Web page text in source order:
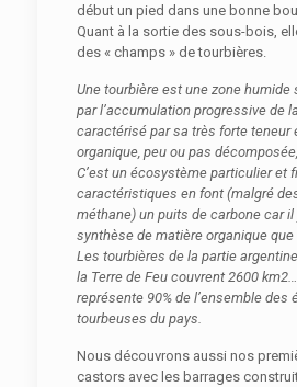
début un pied dans une bonne
Quant à la sortie des sous-bois,
des « champs » de tourbières.
Une tourbière est une zone humide
par l’accumulation progressive de
caractérisé par sa très forte teneur
organique, peu ou pas
C’est un écosystème particulier et
caractéristiques en font (malgré
méthane) un puits de carbone car il
synthèse de matière organique que
Les tourbières de la partie
la Terre de Feu couvrent 2600
représente 90% de l’ensemble des
tourbeuses du pays.
Nous découvrons aussi nos
castors avec les barrages